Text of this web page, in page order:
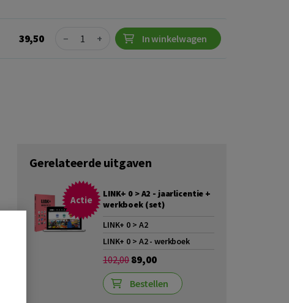
39,50 Quantity
− + In winkelwagen
Gerelateerde uitgaven
Actie
LINK+ 0 > A2 - jaarlicentie +
werkboek (set)
LINK+ 0 > A2
LINK+ 0 > A2 - werkboek
102,00 89,00
Bestellen